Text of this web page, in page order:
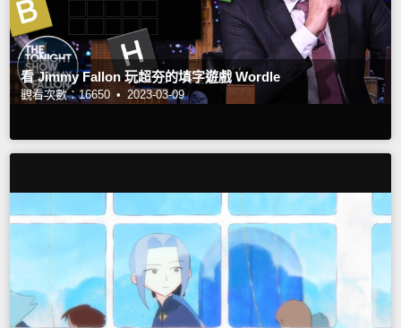
看 Jimmy Fallon 玩超夯的填字遊戲 Wordle
觀看次數：16650 • 2023-03-09